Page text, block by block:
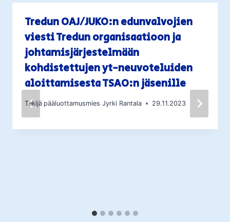
Tredun OAJ/JUKO:n edunvalvojien
viesti Tredun organisaatioon ja
johtamisjärjestelmään
kohdistettujen yt-neuvoteluiden
aloittamisesta TSAO:n jäsenille
Tekijä pääluottamusmies Jyrki Rantala 29.11.2023